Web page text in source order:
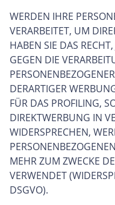
WERDEN IHRE
VERARBEITET, UM
HABEN SIE DAS
GEGEN DIE
DERARTIGER
FÜR DAS PROFILING,
DIREKTWERBUNG IN
WIDERSPRECHEN,
MEHR ZUM ZWECKE
VERWENDET
DSGVO).